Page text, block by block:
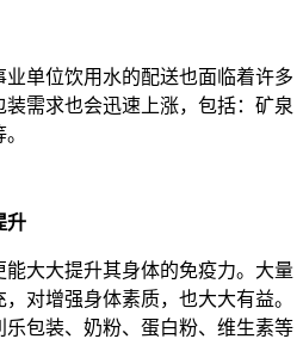
单位饮用水的配送也面临着许多
需求也会迅速上涨，包括：矿泉
升
大大提升其身体的免疫力。大量
对增强身体素质，也大大有益。
包装、奶粉、蛋白粉、维生素等